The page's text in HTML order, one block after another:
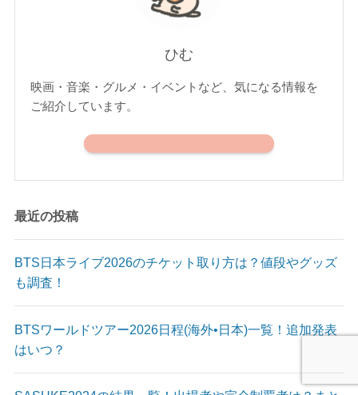
ひむ
映画・音楽・グルメ・イベントなど、気になる情報を
ご紹介しています。
最近の投稿
BTS日本ライブ2026のチケット取り方は？値段やグッズ
も調査！
BTSワールドツアー2026日程(海外•日本)一覧！追加発表
はいつ？